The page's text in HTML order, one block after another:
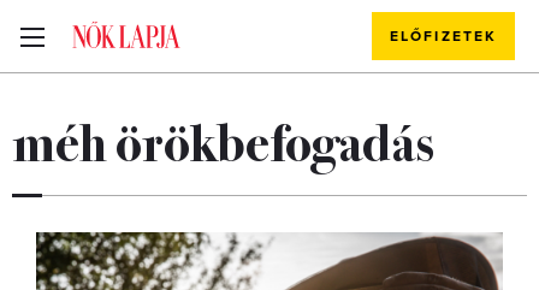
ELŐFIZETEK
méh örökbefogadás